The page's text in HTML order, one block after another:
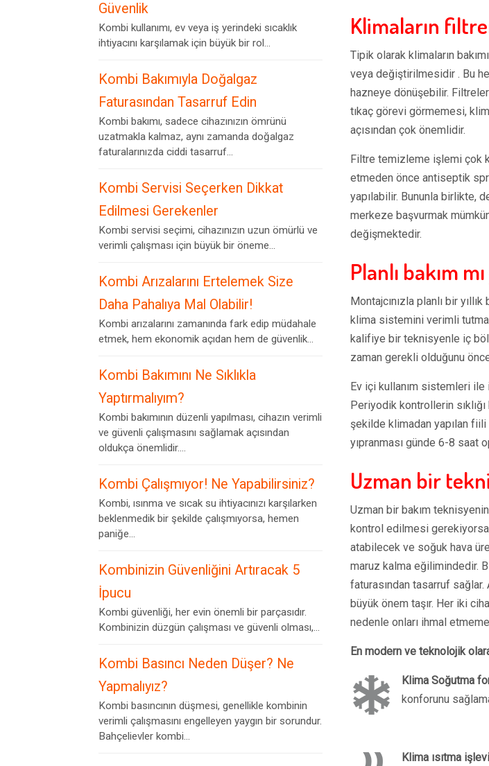
Klimaların
Tipik olarak klimaların
veya değiştirilmesidir . Bu
hazneye dönüşebilir.
tıkaç görevi görmemesi,
açısından çok önemlidir.
Filtre temizleme işlemi çok
etmeden önce antiseptik
yapılabilir. Bununla birlikte,
merkeze başvurmak
değişmektedir.
Planlı bakım
Montajcınızla planlı bir
klima sistemini verimli
kalifiye bir teknisyenle iç
zaman gerekli olduğunu
Ev içi kullanım sistemleri
Periyodik kontrollerin
şekilde klimadan yapılan fiili
yıpranması günde 6-8
Uzman bir
Uzman bir bakım
kontrol edilmesi
atabilecek ve soğuk hava
maruz kalma eğilimindedir.
faturasından tasarruf sağlar.
büyük önem taşır. Her iki
nedenle onları ihmal
En modern ve teknolojik
Klima Soğutma
konforunu
Klima ısıtma
Güvenlik
Kombi kullanımı, ev veya iş yerindeki sıcaklık
ihtiyacını karşılamak için büyük bir rol...
Kombi Bakımıyla Doğalgaz
Faturasından Tasarruf Edin
Kombi bakımı, sadece cihazınızın ömrünü
uzatmakla kalmaz, aynı zamanda doğalgaz
faturalarınızda ciddi tasarruf...
Kombi Servisi Seçerken Dikkat
Edilmesi Gerekenler
Kombi servisi seçimi, cihazınızın uzun ömürlü ve
verimli çalışması için büyük bir öneme...
Kombi Arızalarını Ertelemek Size
Daha Pahalıya Mal Olabilir!
Kombi arızalarını zamanında fark edip müdahale
etmek, hem ekonomik açıdan hem de güvenlik...
Kombi Bakımını Ne Sıklıkla
Yaptırmalıyım?
Kombi bakımının düzenli yapılması, cihazın verimli
ve güvenli çalışmasını sağlamak açısından
oldukça önemlidir....
Kombi Çalışmıyor! Ne Yapabilirsiniz?
Kombi, ısınma ve sıcak su ihtiyacınızı karşılarken
beklenmedik bir şekilde çalışmıyorsa, hemen
paniğe...
Kombinizin Güvenliğini Artıracak 5
İpucu
Kombi güvenliği, her evin önemli bir parçasıdır.
Kombinizin düzgün çalışması ve güvenli olması,...
Kombi Basıncı Neden Düşer? Ne
Yapmalıyız?
Kombi basıncının düşmesi, genellikle kombinin
verimli çalışmasını engelleyen yaygın bir sorundur.
Bahçelievler kombi...